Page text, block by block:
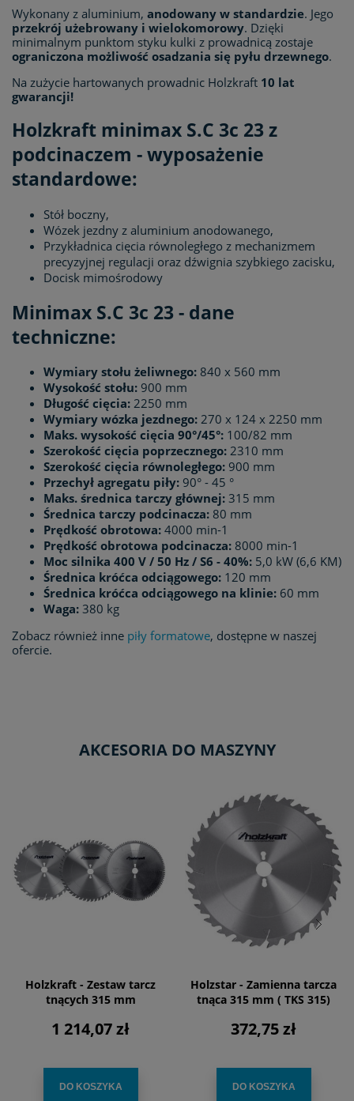
Wykonany z aluminium, anodowany w standardzie. Jego
przekrój użebrowany i wielokomorowy. Dzięki
minimalnym punktom styku kulki z prowadnicą zostaje
ograniczona możliwość osadzania się pyłu drzewnego.
Na zużycie hartowanych prowadnic Holzkraft 10 lat
gwarancji!
Holzkraft minimax S.C 3c 23 z
podcinaczem - wyposażenie
standardowe:
Stół boczny,
Wózek jezdny z aluminium anodowanego,
Przykładnica cięcia równoległego z mechanizmem
precyzyjnej regulacji oraz dźwignia szybkiego zacisku,
Docisk mimośrodowy
Minimax S.C 3c 23 - dane
techniczne:
Wymiary stołu żeliwnego: 840 x 560 mm
Wysokość stołu: 900 mm
Długość cięcia: 2250 mm
Wymiary wózka jezdnego: 270 x 124 x 2250 mm
Maks. wysokość cięcia 90°/45°: 100/82 mm
Szerokość cięcia poprzecznego: 2310 mm
Szerokość cięcia równoległego: 900 mm
Przechył agregatu piły: 90° - 45 °
Maks. średnica tarczy głównej: 315 mm
Średnica tarczy podcinacza: 80 mm
Prędkość obrotowa: 4000 min-1
Prędkość obrotowa podcinacza: 8000 min-1
Moc silnika 400 V / 50 Hz / S6 - 40%: 5,0 kW (6,6 KM)
Średnica króćca odciągowego: 120 mm
Średnica króćca odciągowego na klinie: 60 mm
Waga: 380 kg
Zobacz również inne piły formatowe, dostępne w naszej
ofercie.
AKCESORIA DO MASZYNY
Holzkraft - Zestaw tarcz
tnących 315 mm
1 214,07 zł
DO KOSZYKA
Holzstar - Zamienna tarcza
tnąca 315 mm ( TKS 315)
372,75 zł
DO KOSZYKA